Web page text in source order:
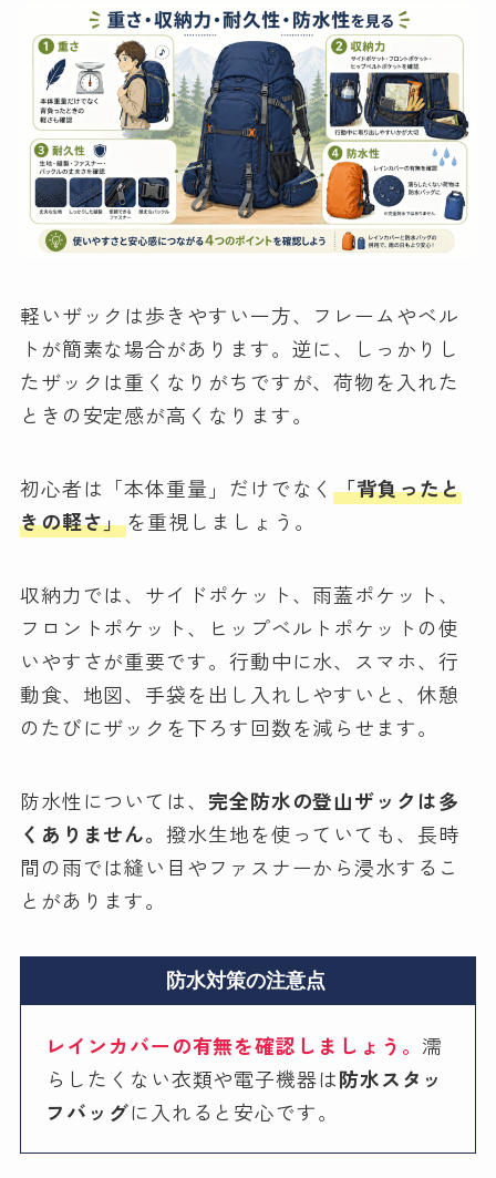
軽いザックは歩きやすい一方、フレームやベル
トが簡素な場合があります。逆に、しっかりし
たザックは重くなりがちですが、荷物を入れた
ときの安定感が高くなります。
初心者は「本体重量」だけでなく「背負ったと
きの軽さ」を重視しましょう。
収納力では、サイドポケット、雨蓋ポケット、
フロントポケット、ヒップベルトポケットの使
いやすさが重要です。行動中に水、スマホ、行
動食、地図、手袋を出し入れしやすいと、休憩
のたびにザックを下ろす回数を減らせます。
防水性については、 完全防水の登山ザックは多
くありません。 撥水生地を使っていても、長時
間の雨では縫い目やファスナーから浸水するこ
とがあります。
防水対策の注意点
レインカバーの有無を確認しましょう。 濡
らしたくない衣類や電子機器は防水スタッ
フバッグに入れると安心です。